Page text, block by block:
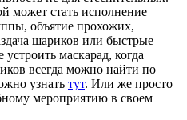
может стать исполнение
объятие прохожих,
шариков или быстрые
маскарад, когда
всегда можно найти по
узнать тут. Или же просто
мероприятию в своем